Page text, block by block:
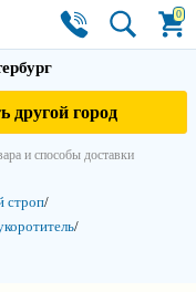
0
другой город
и способы доставки
строп/
/